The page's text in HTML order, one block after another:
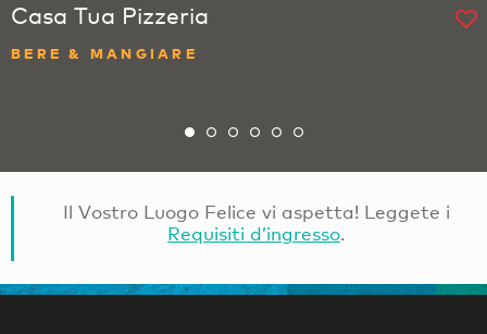
Casa Tua Pizzeria
BERE & MANGIARE
Il Vostro Luogo Felice vi aspetta! Leggete i
Requisiti d’ingresso.